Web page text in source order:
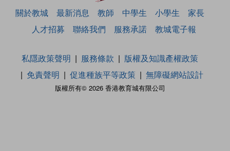
關於教城 最新消息 教師 中學生 小學生
家長
人才招募
聯絡我們 服務承諾 教城電子報
版權所有© 2026 香港教育城有限公司
私隱政策聲明 服務條款
版權及知識產權政策
免責聲明
促進種族平等政策 無障礙網站設計